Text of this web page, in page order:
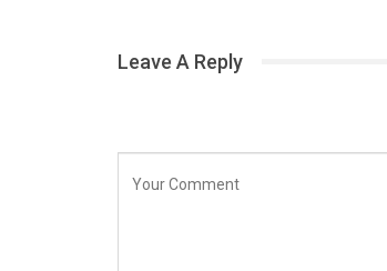
Leave A Reply